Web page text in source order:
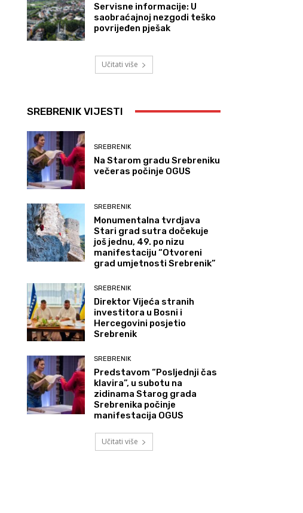
Servisne informacije: U
saobraćajnoj nezgodi teško
povrijeđen pješak
Učitati više
SREBRENIK VIJESTI
SREBRENIK
Na Starom gradu Srebreniku
večeras počinje OGUS
SREBRENIK
Monumentalna tvrdjava
Stari grad sutra dočekuje
još jednu, 49. po nizu
manifestaciju “Otvoreni
grad umjetnosti Srebrenik”
SREBRENIK
Direktor Vijeća stranih
investitora u Bosni i
Hercegovini posjetio
Srebrenik
SREBRENIK
Predstavom “Posljednji čas
klavira”, u subotu na
zidinama Starog grada
Srebrenika počinje
manifestacija OGUS
Učitati više